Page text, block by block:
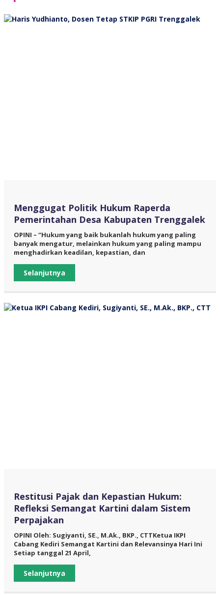
Menggugat Politik Hukum Raperda
Pemerintahan Desa Kabupaten Trenggalek
OPINI – “Hukum yang baik bukanlah hukum yang paling
banyak mengatur, melainkan hukum yang paling mampu
menghadirkan keadilan, kepastian, dan
Selanjutnya
Restitusi Pajak dan Kepastian Hukum:
Refleksi Semangat Kartini dalam Sistem
Perpajakan
OPINI Oleh: Sugiyanti, SE., M.Ak., BKP., CTTKetua IKPI
Cabang Kediri Semangat Kartini dan Relevansinya Hari Ini
Setiap tanggal 21 April,
Selanjutnya